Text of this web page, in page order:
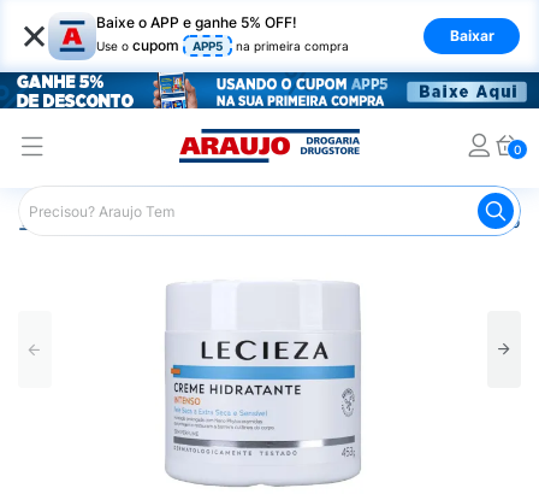
× Baixe o APP e ganhe 5% OFF!
Use o cupom APP5 na primeira compra
Baixar
0
Araujo Dermocosméticos Dermocosméticos para o